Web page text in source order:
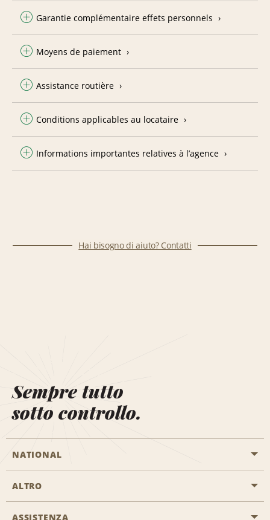
Garantie complémentaire effets personnels
Moyens de paiement
Assistance routière
Conditions applicables au locataire
Informations importantes relatives à l’agence
Hai bisogno di aiuto? Contatti
Sempre tutto
sotto controllo.
NATIONAL
Inizia una prenotazione
ALTRO
Offerte di lavoro
ASSISTENZA